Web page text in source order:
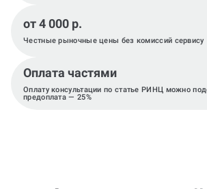
от 4 000 р.
Честные рыночные цены без комиссий сервису
Оплата частями
Оплату консультации по статье РИНЦ можно
предоплата — 25%